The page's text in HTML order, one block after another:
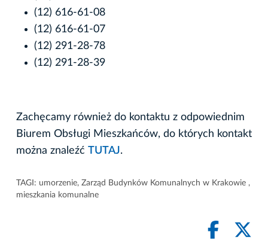
(12) 616-61-08
(12) 616-61-07
(12) 291-28-78
(12) 291-28-39
Zachęcamy również do kontaktu z odpowiednim
Biurem Obsługi Mieszkańców, do których kontakt
można znaleźć TUTAJ.
TAGI: umorzenie, Zarząd Budynków Komunalnych w Krakowie ,
mieszkania komunalne